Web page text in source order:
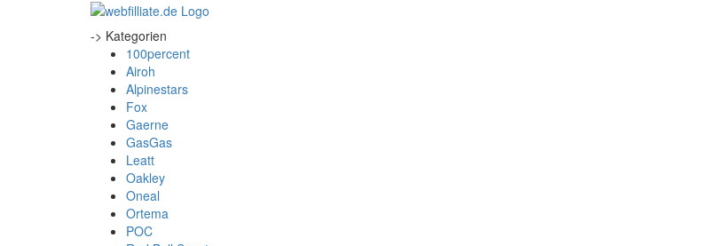
-> Kategorien
100percent
Airoh
Alpinestars
Fox
Gaerne
GasGas
Leatt
Oakley
Oneal
Ortema
POC